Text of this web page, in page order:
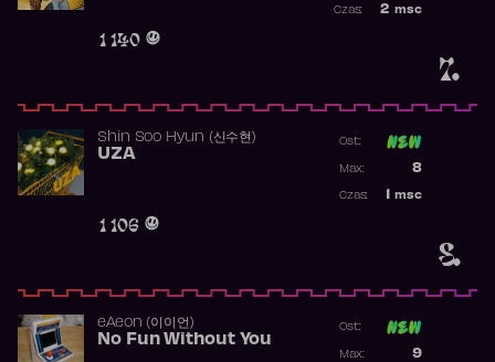
7.
1 140
2 msc
Czas:
8.
Shin Soo Hyun (신수현)
UZA
1 106
Ost:
8
Max:
msc
Czas:
​eAeon (이이언)
No Fun Without You
Ost:
9
Max: